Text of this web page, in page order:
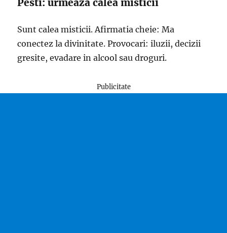
Pesti: urmeaza calea misticii
Sunt calea misticii. Afirmatia cheie: Ma
conectez la divinitate. Provocari: iluzii, decizii
gresite, evadare in alcool sau droguri.
Publicitate